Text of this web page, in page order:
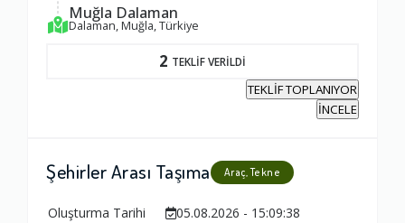
Muğla Dalaman
Dalaman, Muğla, Türkiye
2 TEKLİF VERİLDİ
TEKLİF TOPLANIYOR
İNCELE
Şehirler Arası Taşıma Araç, Tekne
Oluşturma Tarihi
05.08.2026 - 15:09:38